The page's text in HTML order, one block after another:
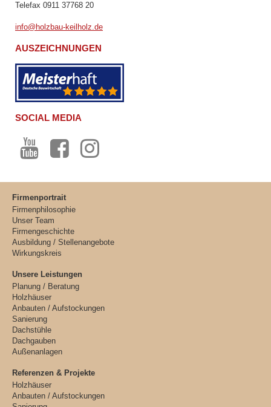
Telefax 0911 37768 20
info@holzbau-keilholz.de
AUSZEICHNUNGEN
SOCIAL MEDIA
Firmenportrait
Firmenphilosophie
Unser Team
Firmengeschichte
Ausbildung / Stellenangebote
Wirkungskreis
Unsere Leistungen
Planung / Beratung
Holzhäuser
Anbauten / Aufstockungen
Sanierung
Dachstühle
Dachgauben
Außenanlagen
Referenzen & Projekte
Holzhäuser
Anbauten / Aufstockungen